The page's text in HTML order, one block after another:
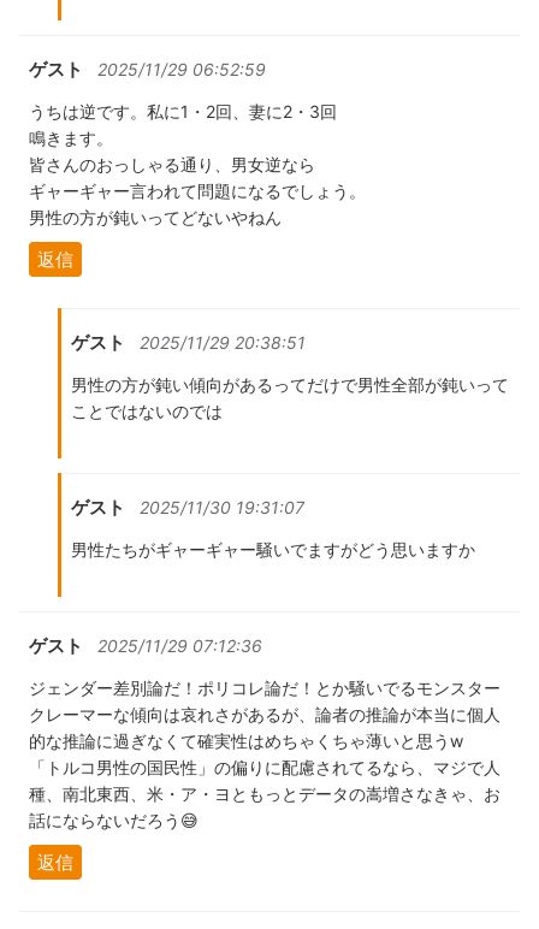
ゲスト 2025/11/29 06:52:59
うちは逆です。私に1・2回、妻に2・3回
鳴きます。
皆さんのおっしゃる通り、男女逆なら
ギャーギャー言われて問題になるでしょう。
男性の方が鈍いってどないやねん
返信
ゲスト 2025/11/29 20:38:51
男性の方が鈍い傾向があるってだけで男性全部が鈍いって
ことではないのでは
ゲスト 2025/11/30 19:31:07
男性たちがギャーギャー騒いでますがどう思いますか
ゲスト 2025/11/29 07:12:36
ジェンダー差別論だ！ポリコレ論だ！とか騒いでるモンスター
クレーマーな傾向は哀れさがあるが、論者の推論が本当に個人
的な推論に過ぎなくて確実性はめちゃくちゃ薄いと思うw
「トルコ男性の国民性」の偏りに配慮されてるなら、マジで人
種、南北東西、米・ア・ヨともっとデータの嵩増さなきゃ、お
話にならないだろう😅
返信